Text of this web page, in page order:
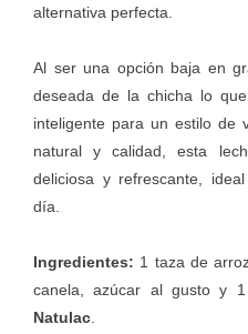
alternativa perfecta.
Al ser una opción baja en
deseada de la chicha lo
inteligente para un estilo de
natural y calidad, esta
deliciosa y refrescante,
día.
Ingredientes: 1 taza de
canela, azúcar al gusto y
Natulac